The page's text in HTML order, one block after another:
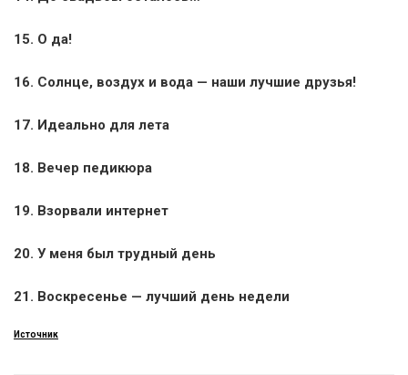
15. О да!
16. Солнце, воздух и вода — наши лучшие друзья!
17. Идеально для лета
18. Вечер педикюра
19. Взорвали интернет
20. У меня был трудный день
21. Воскресенье — лучший день недели
Источник